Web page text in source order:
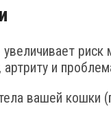
и
вашей